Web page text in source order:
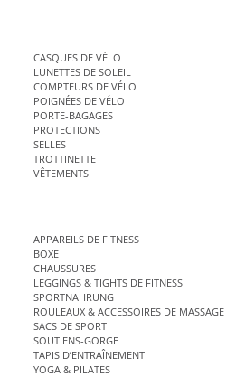
CASQUES DE VÉLO
LUNETTES DE SOLEIL
COMPTEURS DE VÉLO
POIGNÉES DE VÉLO
PORTE-BAGAGES
PROTECTIONS
SELLES
TROTTINETTE
VÊTEMENTS
APPAREILS DE FITNESS
BOXE
CHAUSSURES
LEGGINGS & TIGHTS DE FITNESS
SPORTNAHRUNG
ROULEAUX & ACCESSOIRES DE MASSAGE
SACS DE SPORT
SOUTIENS-GORGE
TAPIS D’ENTRAÎNEMENT
YOGA & PILATES